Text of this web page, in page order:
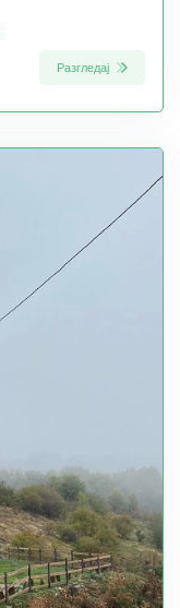
Разгледај